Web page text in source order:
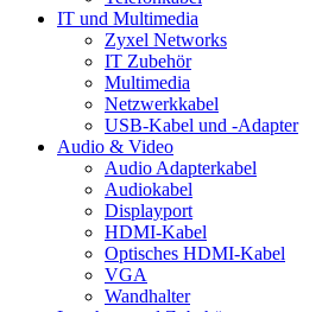
IT und Multimedia
Zyxel Networks
IT Zubehör
Multimedia
Netzwerkkabel
USB-Kabel und -Adapter
Audio & Video
Audio Adapterkabel
Audiokabel
Displayport
HDMI-Kabel
Optisches HDMI-Kabel
VGA
Wandhalter